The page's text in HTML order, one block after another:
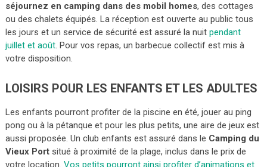
séjournez en camping dans des mobil homes, des cottages
ou des chalets équipés. La réception est ouverte au public tous
les jours et un service de sécurité est assuré la nuit pendant
juillet et août. Pour vos repas, un barbecue collectif est mis à
votre disposition.
LOISIRS POUR LES ENFANTS ET LES ADULTES
Les enfants pourront profiter de la piscine en été, jouer au ping
pong ou à la pétanque et pour les plus petits, une aire de jeux est
aussi proposée. Un club enfants est assuré dans le Camping du
Vieux Portsitué à proximité de la plage, inclus dans le prix de
votre location. Vos petits pourront ainsi profiter d’animations et